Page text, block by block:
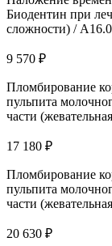
Биодентин при
сложности) /
9 570 ₽
Пломбирование
пульпита
части
17 180 ₽
Пломбирование
пульпита
части
20 630 ₽